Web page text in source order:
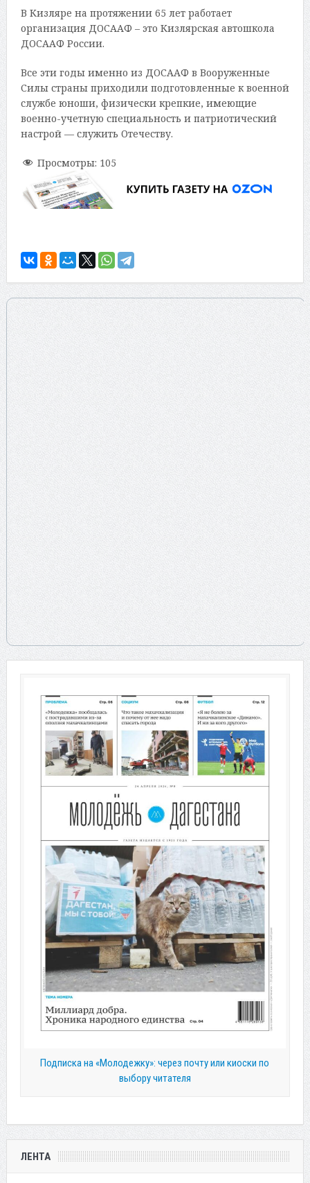
В Кизляре на протяжении 65 лет работает
организация ДОСААФ – это Кизлярская автошкола
ДОСААФ России.
Все эти годы именно из ДОСААФ в Вооруженные
Силы страны приходили подготовленные к военной
службе юноши, физически крепкие, имеющие
военно-учетную специальность и патриотический
настрой — служить Отечеству.
Просмотры: 105
Подписка на «Молодежку»: через почту или киоски по
выбору читателя
ЛЕНТА